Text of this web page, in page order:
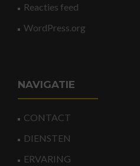
Reacties feed
WordPress.org
NAVIGATIE
CONTACT
DIENSTEN
ERVARING